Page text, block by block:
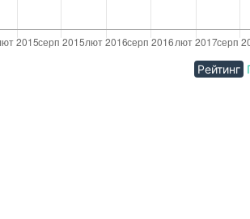
Рейтинг